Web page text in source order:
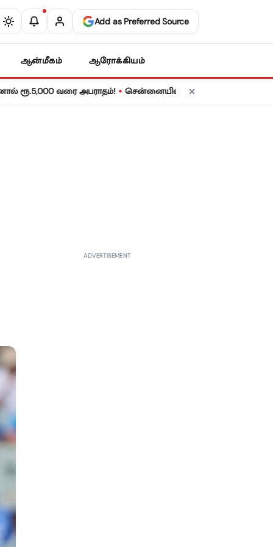
Add as Preferred Source
ஆன்மீகம் ஆரோக்கியம்
வரை அபராதம்! • சென்னையில் நாளை மின் தடை! உங்கள் பகுதியில்
ADVERTISEMENT